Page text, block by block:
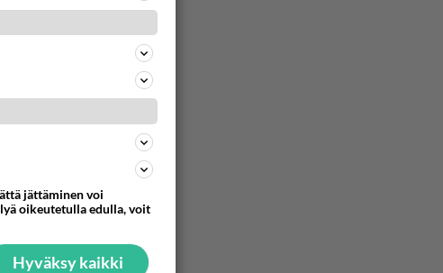
Kommentoi
jättäminen voi
oikeutetulla edulla, voit
Hyväksy kaikki